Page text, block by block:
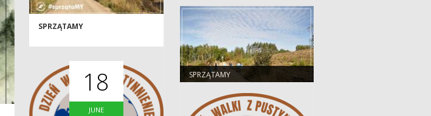
SPRZĄTAMY
18
JUNE
SPRZĄTAMY